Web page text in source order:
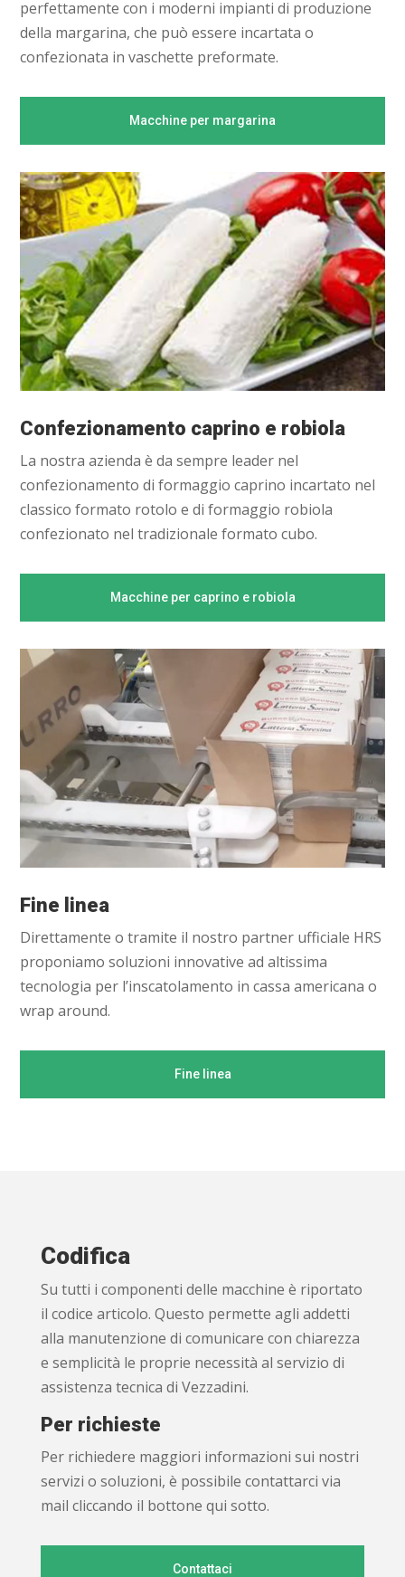
perfettamente con i moderni impianti di produzione
della margarina, che può essere incartata o
confezionata in vaschette preformate.
Macchine per margarina
Confezionamento caprino e robiola
La nostra azienda è da sempre leader nel
confezionamento di formaggio caprino incartato nel
classico formato rotolo e di formaggio robiola
confezionato nel tradizionale formato cubo.
Macchine per caprino e robiola
Fine linea
Direttamente o tramite il nostro partner ufficiale HRS
proponiamo soluzioni innovative ad altissima
tecnologia per l’inscatolamento in cassa americana o
wrap around.
Fine linea
Codifica
Su tutti i componenti delle macchine è riportato
il codice articolo. Questo permette agli addetti
alla manutenzione di comunicare con chiarezza
e semplicità le proprie necessità al servizio di
assistenza tecnica di Vezzadini.
Per richieste
Per richiedere maggiori informazioni sui nostri
servizi o soluzioni, è possibile contattarci via
mail cliccando il bottone qui sotto.
Contattaci